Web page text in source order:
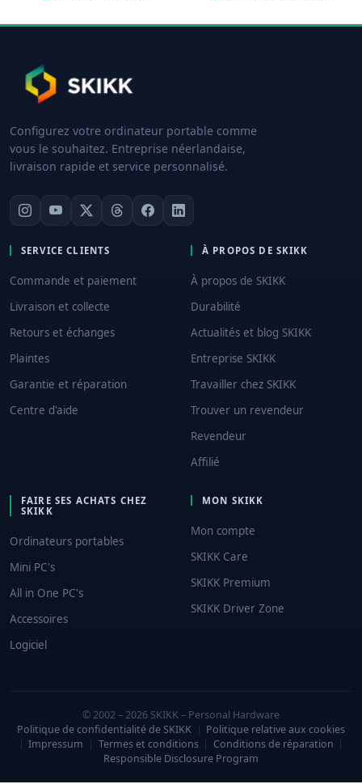
Configurez votre ordinateur portable comme
vous le souhaitez. Entreprise néerlandaise,
livraison rapide et service personnalisé.
SERVICE CLIENTS
Commande et paiement
Livraison et collecte
Retours et échanges
Plaintes
Garantie et réparation
Centre d'aide
À PROPOS DE SKIKK
À propos de SKIKK
Durabilité
Actualités et blog SKIKK
Entreprise SKIKK
Travailler chez SKIKK
Trouver un revendeur
Revendeur
Affilié
FAIRE SES ACHATS CHEZ
SKIKK
Ordinateurs portables
Mini PC's
All in One PC's
Accessoires
Logiciel
MON SKIKK
Mon compte
SKIKK Care
SKIKK Premium
SKIKK Driver Zone
© 2002 – 2026 SKIKK – Personal Hardware
Politique de confidentialité de SKIKK | Politique relative aux cookies
| Impressum | Termes et conditions | Conditions de réparation |
Responsible Disclosure Program